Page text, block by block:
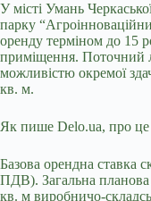
У місті Умань
парку
оренду терміном до 15
приміщення. Поточний
можливістю окремої
кв. м.
Як пише Delo.ua, про це
Базова орендна ставка
ПДВ). Загальна планова
кв. м виробничо-